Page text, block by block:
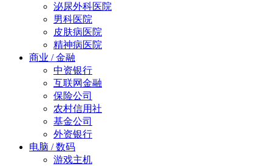
泌尿外科医院
男科医院
皮肤病医院
精神病医院
商业 / 金融
中资银行
互联网金融
保险公司
农村信用社
基金公司
外资银行
电脑 / 数码
游戏主机